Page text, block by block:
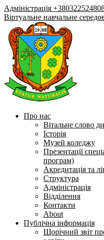
Адміністрація
Віртуальне навчальне
Про нас
Вітальне слово
Історія
Музей коледжу
Презентації
програм)
Акредитація та
Структура
Адміністрація
Відділення
Контакти
About
Публічна інформація
Щорічний звіт